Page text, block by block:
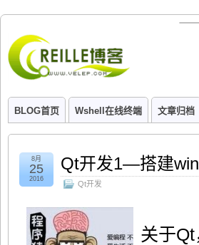
BLOG首页 Wshell在线终端 文章归档
Qt开发1—搭建
Qt开发
8月
25
2016
关于